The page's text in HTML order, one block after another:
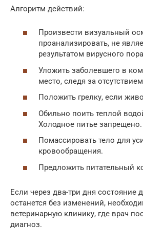
Алгоритм действий:
Произвести визуальный
проанализировать, не
результатом вирусного
Уложить заболевшего в
место, следя за
Положить грелку, если
Обильно поить теплой
Холодное питье запрещено.
Помассировать тело для
кровообращения.
Предложить питательный
Если через два-три дня состояние
останется без изменений,
ветеринарную клинику, где врач
диагноз.